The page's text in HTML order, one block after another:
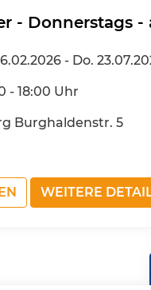
- Donnerstags
- Do.
- 18:00 Uhr
Burghaldenstr. 5
WEITERE